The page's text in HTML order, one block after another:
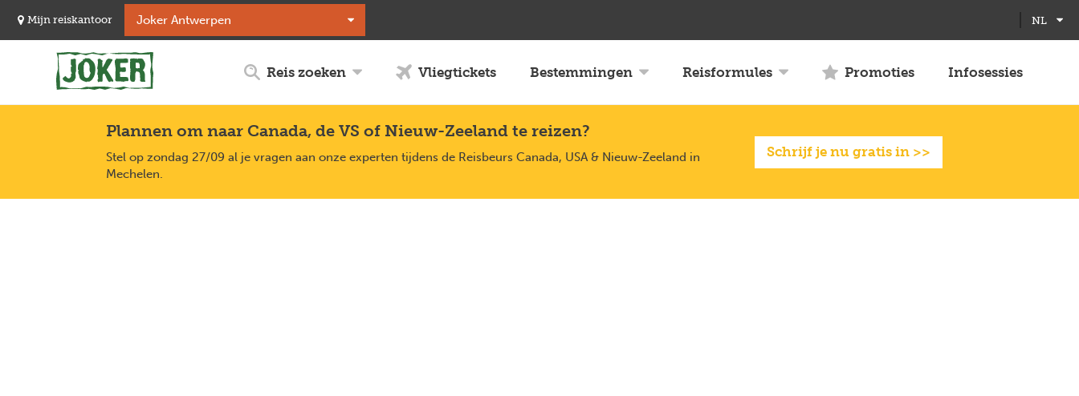
naar
Mijn reiskantoor NL
Reis zoeken Vliegtickets Bestemmingen Reisformules Promoties Infosessies
Plannen om naar Canada, de VS of Nieuw-Zeeland te reizen?
Stel op zondag 27/09 al je vragen aan onze experten tijdens de Reisbeurs Canada, USA & Nieuw-Zeeland in
Mechelen.
Schrijf je nu gratis in >>